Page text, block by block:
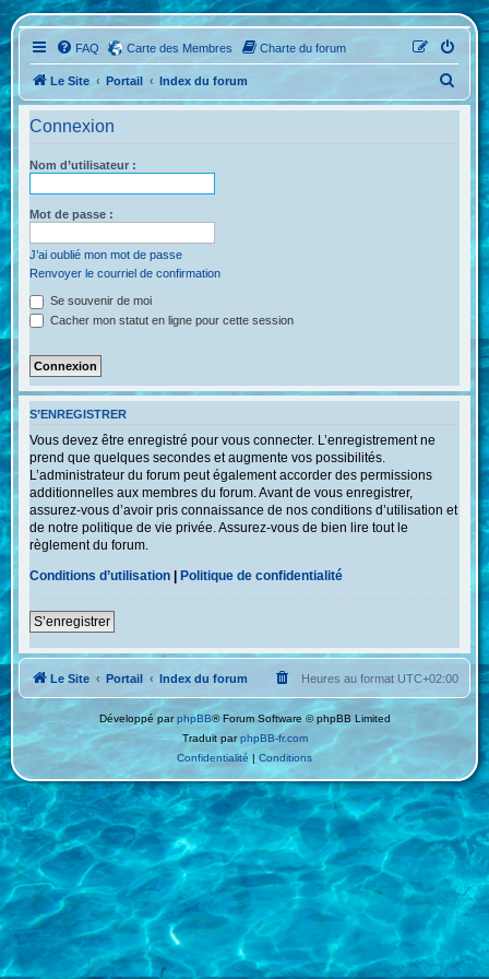
FAQ Carte des Membres Charte du forum
Le Site Portail Index du forum
e
Connexion
Nom d’utilisateur :
Mot de passe :
J’ai oublié mon mot de passe
Renvoyer le courriel de confirmation
Se souvenir de moi
Cacher mon statut en ligne pour cette session
S’ENREGISTRER
Vous devez être enregistré pour vous connecter. L’enregistrement ne
prend que quelques secondes et augmente vos possibilités.
L’administrateur du forum peut également accorder des permissions
additionnelles aux membres du forum. Avant de vous enregistrer,
assurez-vous d’avoir pris connaissance de nos conditions d’utilisation et
de notre politique de vie privée. Assurez-vous de bien lire tout le
règlement du forum.
Conditions d’utilisation |Politique de confidentialité
S’enregistrer
Le Site Portail Index du forum Heures au format UTC+02:00
Développé parphpBB® Forum Software © phpBB Limited
Traduit parphpBB-fr.com
Confidentialité |Conditions